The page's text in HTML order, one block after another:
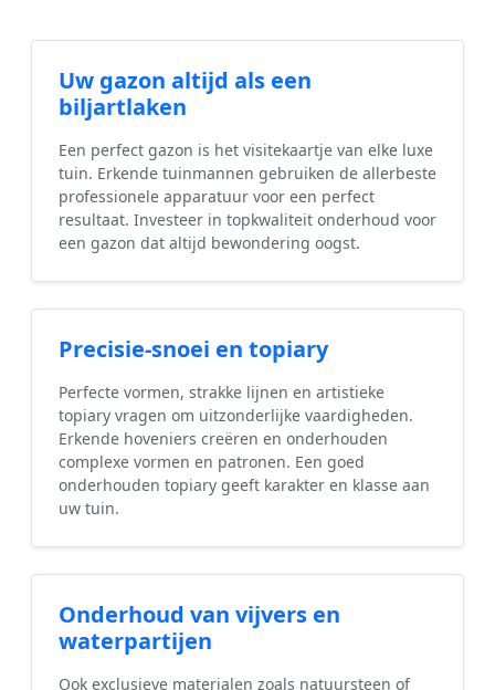
Uw gazon altijd als een
biljartlaken
Een perfect gazon is het visitekaartje van elke luxe
tuin. Erkende tuinmannen gebruiken de allerbeste
professionele apparatuur voor een perfect
resultaat. Investeer in topkwaliteit onderhoud voor
een gazon dat altijd bewondering oogst.
Precisie-snoei en topiary
Perfecte vormen, strakke lijnen en artistieke
topiary vragen om uitzonderlijke vaardigheden.
Erkende hoveniers creëren en onderhouden
complexe vormen en patronen. Een goed
onderhouden topiary geeft karakter en klasse aan
uw tuin.
Onderhoud van vijvers en
waterpartijen
Ook exclusieve materialen zoals natuursteen of